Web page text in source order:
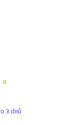
a
3 dnů